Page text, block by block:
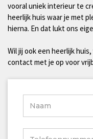
vooral uniek interieur te
heerlijk huis waar je met
hierna. En dat lukt ons
Wil jij ook een heerlijk
contact met je op voor